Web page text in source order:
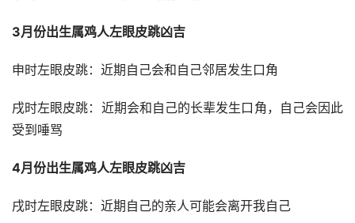
3月份出生属鸡人左眼皮跳凶吉
申时左眼皮跳：近期自己会和自己邻居发生口角
戌时左眼皮跳：近期会和自己的长辈发生口角，自己会因此
受到唾骂
4月份出生属鸡人左眼皮跳凶吉
戌时左眼皮跳：近期自己的亲人可能会离开我自己